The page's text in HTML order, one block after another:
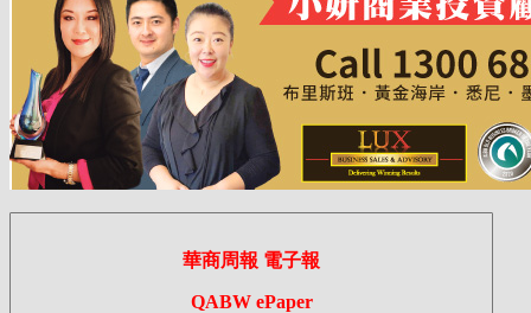
華商周報 電子報
QABW ePaper